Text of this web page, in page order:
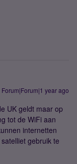
Forum|Forum|1 year ago
UK geldt maar op
tot de WiFi aan
internetten
gebruik te